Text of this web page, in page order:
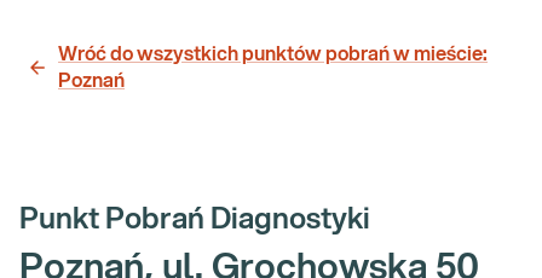
Wróć do wszystkich punktów pobrań w mieście:
Poznań
Punkt Pobrań Diagnostyki
Poznań, ul. Grochowska 50